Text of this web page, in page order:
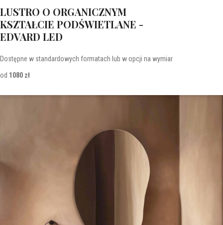
LUSTRO O ORGANICZNYM
KSZTAŁCIE PODŚWIETLANE -
EDVARD LED
Dostępne w standardowych formatach lub w opcji na wymiar
od 1080 zł